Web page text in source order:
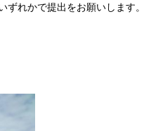
れかで提出をお願いします。